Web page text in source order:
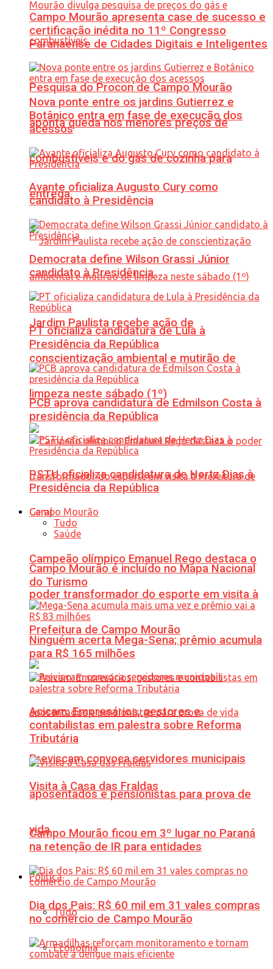
Pesquisa do Procon de Campo Mourão
aponta queda nos menores preços de
combustíveis e do gás de cozinha para
entrega
Jardim Paulista recebe ação de
conscientização ambiental e mutirão de
limpeza neste sábado (1º)
Campeão olímpico Emanuel Rego destaca o
poder transformador do esporte em visita à
Prefeitura de Campo Mourão
Previscam convoca servidores municipais
aposentados e pensionistas para prova de
vida
Política
Tudo
Economia
Campo Mourão apresenta case de sucesso e
certificação inédita no 11º Congresso
Paranaense de Cidades Digitais e Inteligentes
Nova ponte entre os jardins Gutierrez e
Botânico entra em fase de execução dos
acessos
Avante oficializa Augusto Cury como
candidato à Presidência
Democrata define Wilson Grassi Júnior
candidato à Presidência
PT oficializa candidatura de Lula à
Presidência da República
PCB aprova candidatura de Edmilson Costa à
presidência da República
PSTU oficializa candidatura de Hertz Dias à
Presidência da República
Geral
Tudo
Saúde
Campo Mourão é incluído no Mapa Nacional
do Turismo
Ninguém acerta Mega-Sena; prêmio acumula
para R$ 165 milhões
Acicam: Empresários, gestores e
contabilistas em palestra sobre Reforma
Tributária
Visita à Casa das Fraldas
Campo Mourão ficou em 3º lugar no Paraná
na retenção de IR para entidades
Dia dos Pais: R$ 60 mil em 31 vales compras
no comércio de Campo Mourão